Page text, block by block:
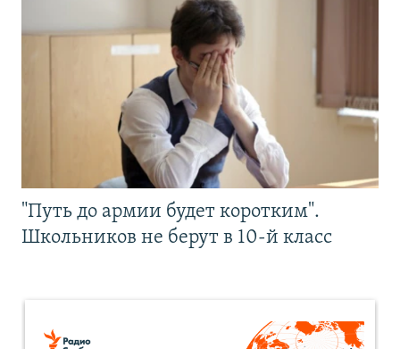
"Путь до армии будет коротким".
Школьников не берут в 10-й класс